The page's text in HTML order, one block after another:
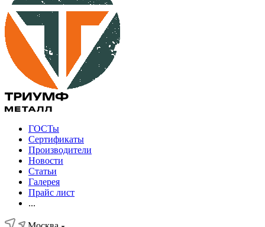
ГОСТы
Сертификаты
Производители
Новости
Статьи
Галерея
Прайс лист
...